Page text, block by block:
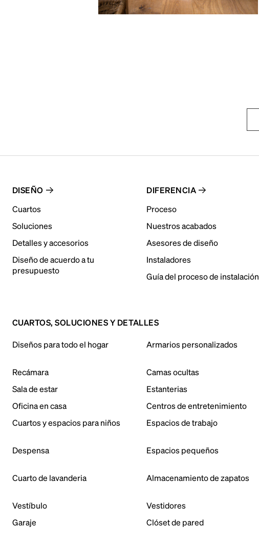
DISEÑO
Cuartos
Soluciones
Detalles y accesorios
Diseño de acuerdo a tu
presupuesto
DIFERENCIA
Proceso
Nuestros acabados
Asesores de diseño
Instaladores
Guía del proceso de instalación
CUARTOS, SOLUCIONES Y DETALLES
Diseños para todo el hogar Armarios personalizados
Recámara
Camas ocultas
Sala de estar
Estanterias
Oficina en casa
Centros de entretenimiento
Cuartos y espacios para niños
Espacios de trabajo
Despensa
Espacios pequeños
Cuarto de lavanderia Almacenamiento de zapatos
Vestíbulo Vestidores
Garaje
Clóset de pared